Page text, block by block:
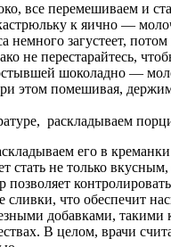
все перемешиваем и
к яично —
немного загустеет,
не перестарайтесь,
шоколадно —
этом помешивая,
раскладываем
его в
не только
сливки, что обеспечит
добавками,
В целом, врачи